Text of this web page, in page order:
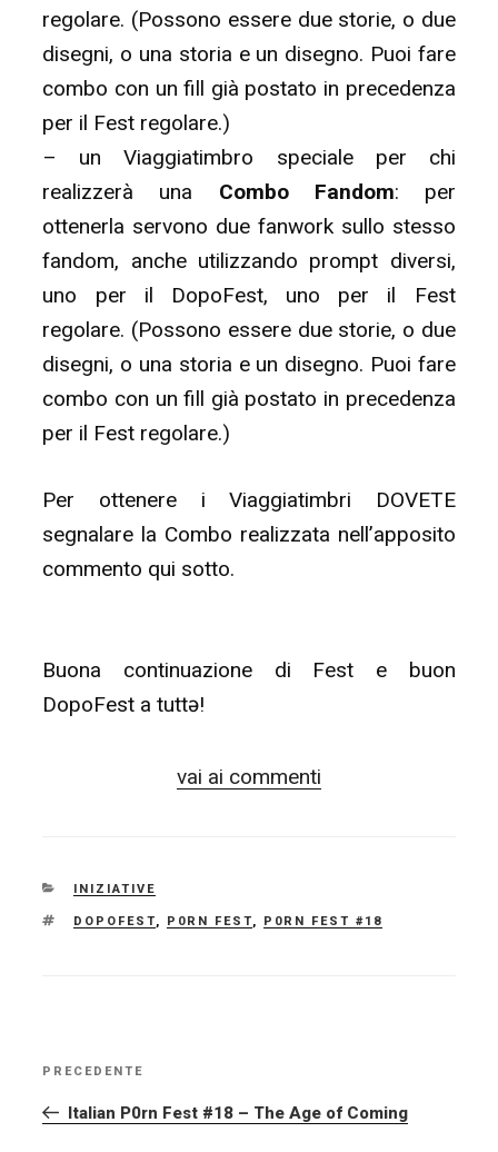
regolare. (Possono essere due storie, o due
disegni, o una storia e un disegno. Puoi fare
combo con un fill già postato in precedenza
per il Fest regolare.)
– un Viaggiatimbro speciale per chi
realizzerà una Combo Fandom: per
ottenerla servono due fanwork sullo stesso
fandom, anche utilizzando prompt diversi,
uno per il DopoFest, uno per il Fest
regolare. (Possono essere due storie, o due
disegni, o una storia e un disegno. Puoi fare
combo con un fill già postato in precedenza
per il Fest regolare.)
Per ottenere i Viaggiatimbri DOVETE
segnalare la Combo realizzata nell’apposito
commento qui sotto.
Buona continuazione di Fest e buon
DopoFest a tuttə!
vai ai commenti
CATEGORIE
INIZIATIVE
TAG
DOPOFEST, P0RN FEST, P0RN FEST #18
Articolo
precedente:
PRECEDENTE
Italian P0rn Fest #18 – The Age of Coming